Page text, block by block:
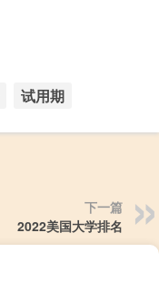
试用期
下一篇
2022美国大学排名